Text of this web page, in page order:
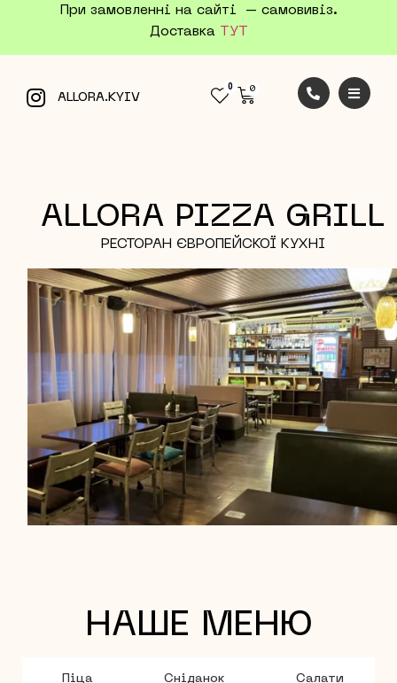
При замовленні на сайті – самовивіз.
Доставка
ТУТ
ALLORA.KYIV
0
ALLORA PIZZA GRILL
РЕСТОРАН ЄВРОПЕЙСКОЇ КУХНІ
НАШЕ МЕНЮ
Піца Сніданок Салати